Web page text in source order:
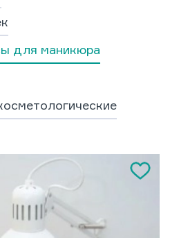
для маникюра